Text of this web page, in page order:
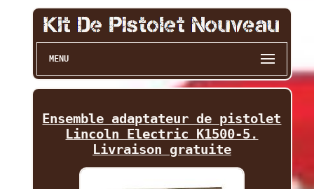
MENU
Ensemble adaptateur de pistolet
Lincoln Electric K1500-5.
Livraison gratuite